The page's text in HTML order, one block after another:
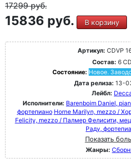
17299руб.
15836 руб. В корзину
Артикул: CDVP
Состав: 6 CD
Состояние: Новое.
Дата релиза: 13-
Лейбл:
Исполнители: Barenboim Daniel,
фортепиано Horne Marilyn, mezzo /
Felicity, mezzo / Палмер Фелисити,
Раду,
Показать
Жанры: